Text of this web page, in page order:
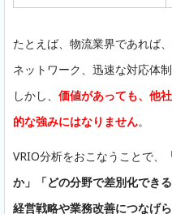
たとえば、物流業界であれば
ネットワーク、迅速な対応体
しかし、 価値があっても、他
的な強みにはなりません。
VRIO分析をおこなうことで、
か」「どの分野で差別化でき
経営戦略や業務改善につなげ
無料相